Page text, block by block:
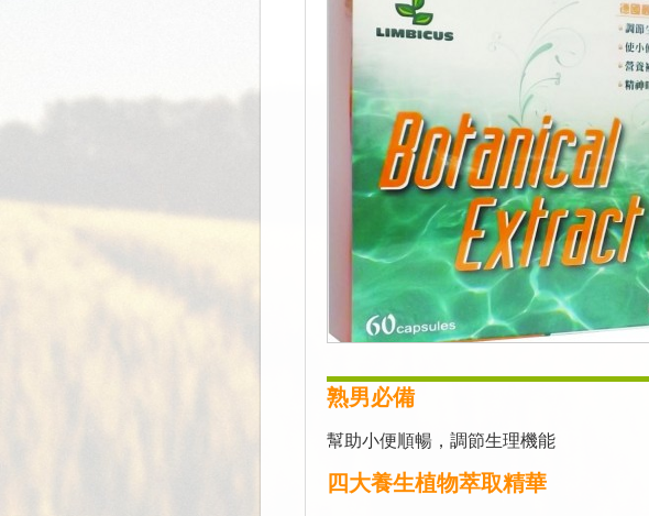
熟男必備
幫助小便順暢，調節生理機能
四大養生植物萃取精華